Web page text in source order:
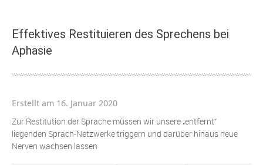
Sprechhandeln
Effektives Restituieren des Sprechens bei
Aphasie
Erstellt am 16. Januar 2020
Zur Restitution der Sprache müssen wir unsere „entfernt“
liegenden Sprach-Netzwerke triggern und darüber hinaus neue
Nerven wachsen lassen